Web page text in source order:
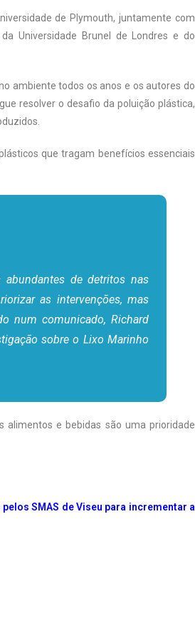
de Plymouth, juntamente com
Universidade Brunel de Londres e do
ambiente todos os anos e os autores do
resolver o desafio da poluição plástica,
que tragam benefícios essenciais
abundantes de detritos nas
as intervenções, mas
num comunicado, Richard
sobre o Lixo Marinho
alimentos e bebidas são uma prioridade
SMAS de Viseu para incrementar a